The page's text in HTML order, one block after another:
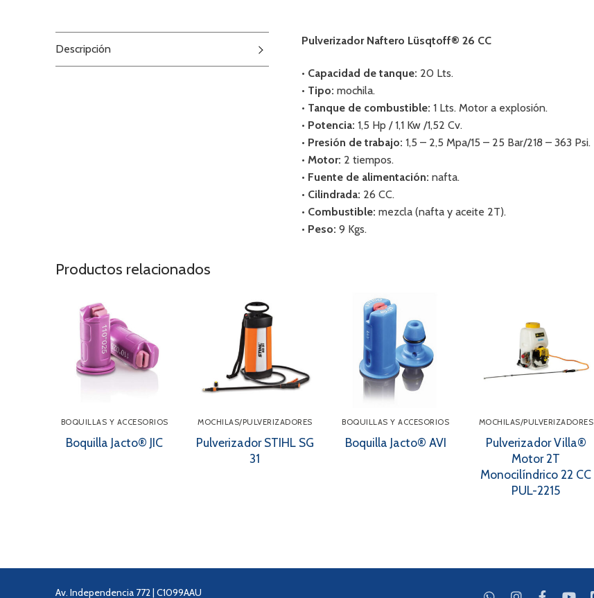
Descripción
Pulverizador Naftero Lüsqtoff® 26 CC
• Capacidad de tanque: 20 Lts.
• Tipo: mochila.
• Tanque de combustible: 1 Lts. Motor a explosión.
• Potencia: 1,5 Hp / 1,1 Kw /1,52 Cv.
• Presión de trabajo: 1,5 – 2,5 Mpa/15 – 25 Bar/218 – 363 Psi.
• Motor: 2 tiempos.
• Fuente de alimentación: nafta.
• Cilindrada: 26 CC.
• Combustible: mezcla (nafta y aceite 2T).
• Peso: 9 Kgs.
Productos relacionados
BOQUILLAS Y ACCESORIOS
Boquilla Jacto® JIC
MOCHILAS/PULVERIZADORES
Pulverizador STIHL SG
31
BOQUILLAS Y ACCESORIOS
Boquilla Jacto® AVI
MOCHILAS/PULVERIZADORES
Pulverizador Villa®
Motor 2T
Monocilíndrico 22 CC
PUL-2215
Av. Independencia 772 | C1099AAU